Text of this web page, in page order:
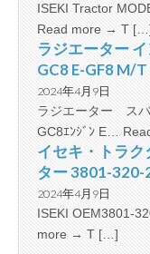
ISEKI Tractor
Read more → T
ラジエーター
GC8 E-GF8 M/T
2024年4月9日
ラジエーター ス
GC8ｴﾝｼﾞﾝ E…
イセキ・トラ
ター 3801-
2024年4月9日
ISEKI OEM3801-
more → T […]